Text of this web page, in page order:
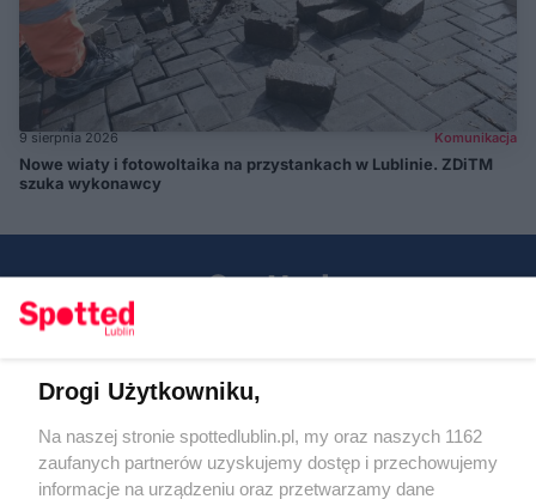
9 sierpnia 2026 Komunikacja
Nowe wiaty i fotowoltaika na przystankach w Lublinie. ZDiTM
szuka wykonawcy
Regulamin
Polityka prywatności
RODO
Warunki korzystania z treści
Drogi Użytkowniku,
Na naszej stronie spottedlublin.pl, my oraz naszych 1162
zaufanych partnerów uzyskujemy dostęp i przechowujemy
informacje na urządzeniu oraz przetwarzamy dane